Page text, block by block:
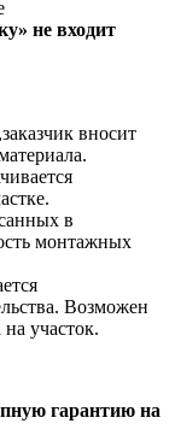
не входит
вносит
в
монтажных
Возможен
участок.
гарантию на